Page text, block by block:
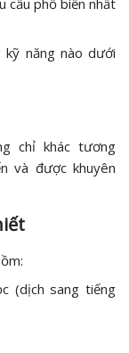
cầu phổ biến nhất
kỹ năng nào dưới
chỉ khác tương
và được khuyên
(dịch sang tiếng